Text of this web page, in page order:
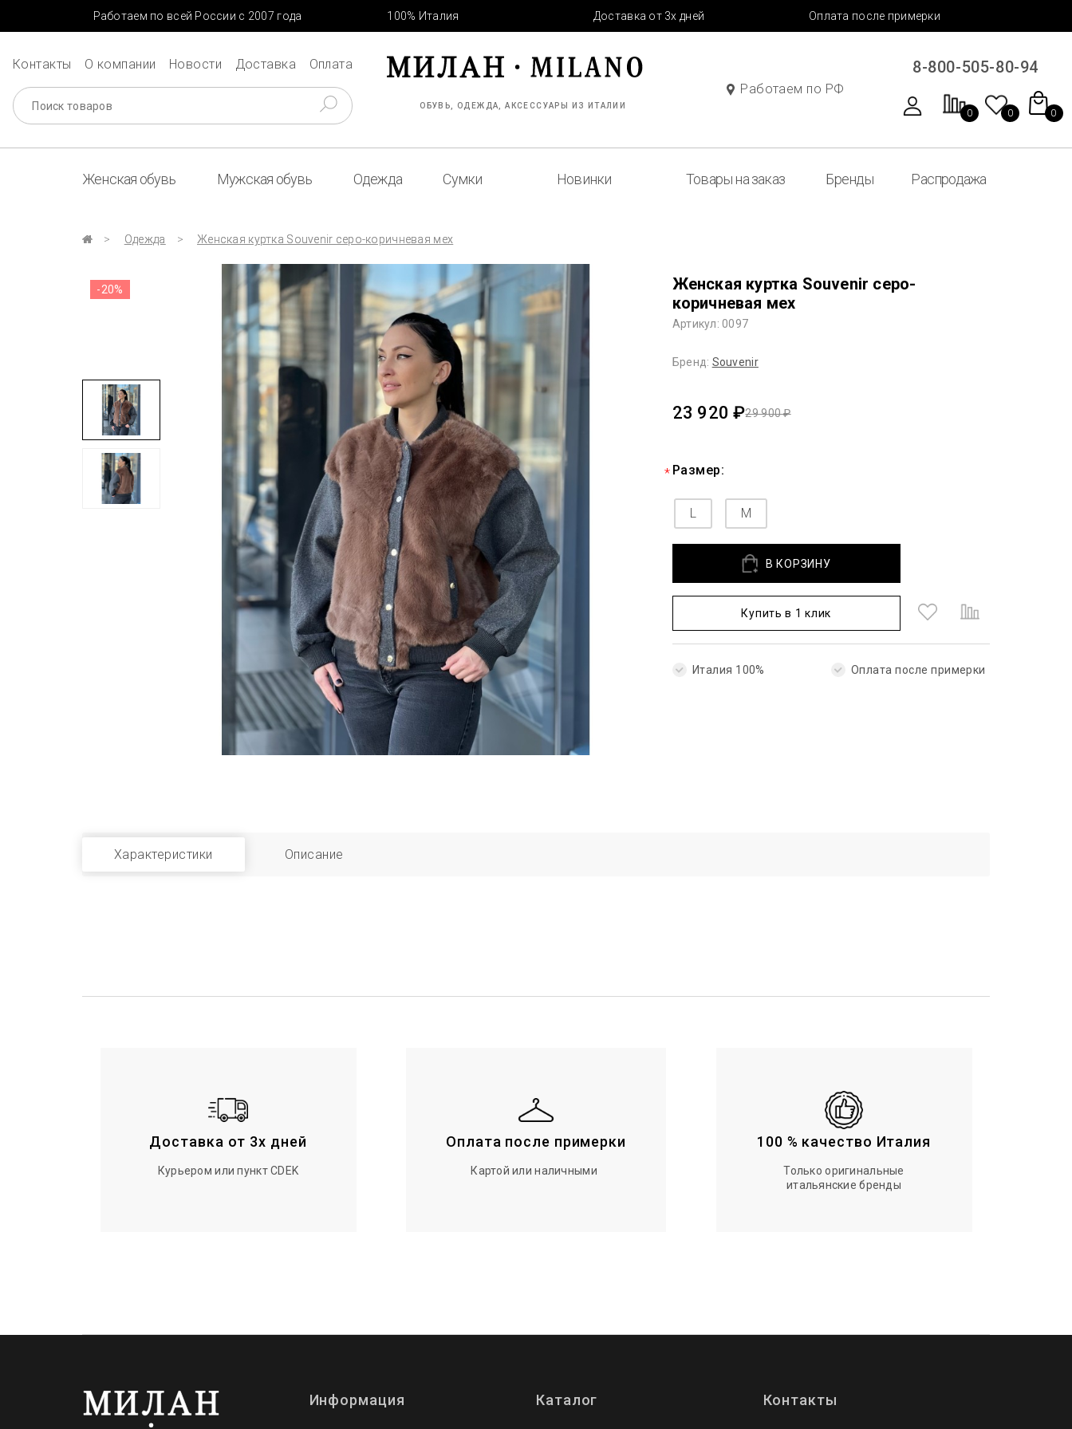
Работаем по всей России с 2007 года 100% Италия Доставка от 3х дней Оплата после примерки
Контакты О компании Новости Доставка Оплата
ОБУВЬ, ОДЕЖДА, АКСЕССУАРЫ ИЗ ИТАЛИИ
Работаем по РФ
8-800-505-80-94
0 0 0
Женская обувь Мужская обувь Одежда Сумки Новинки Товары на заказ Бренды Распродажа
Одежда Женская куртка Souvenir серо-коричневая мех
-20%
Женская куртка Souvenir серо-
коричневая мех
Артикул: 0097
Бренд: Souvenir
29 900 ₽
23 920 ₽
Размер:
L M
В КОРЗИНУ
Купить в 1 клик
Италия 100% Оплата после примерки
Характеристики Описание
Доставка от 3х дней
Курьером или пункт CDEK
Оплата после примерки
Картой или наличными
100 % качество Италия
Только оригинальные
итальянские бренды
Информация Каталог Контакты